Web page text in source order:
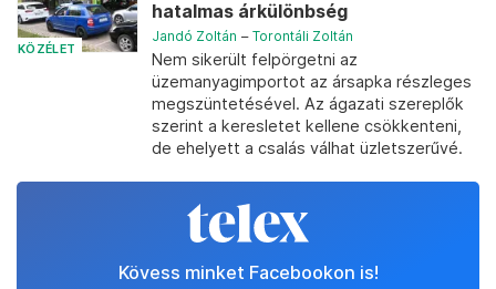
KÖZÉLET
hatalmas árkülönbség
Jandó Zoltán – Torontáli Zoltán
Nem sikerült felpörgetni az
üzemanyagimportot az ársapka részleges
megszüntetésével. Az ágazati szereplők
szerint a keresletet kellene csökkenteni,
de ehelyett a csalás válhat üzletszerűvé.
Kövess minket Facebookon is!